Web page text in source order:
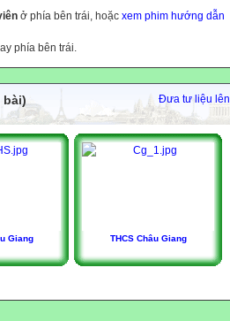
ở phía bên trái, hoặc xem phim hướng dẫn
phía bên trái.
Đưa tư liệu lên
bài)
Giang THCS Châu Giang